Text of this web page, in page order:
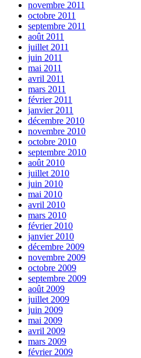
novembre 2011
octobre 2011
septembre 2011
août 2011
juillet 2011
juin 2011
mai 2011
avril 2011
mars 2011
février 2011
janvier 2011
décembre 2010
novembre 2010
octobre 2010
septembre 2010
août 2010
juillet 2010
juin 2010
mai 2010
avril 2010
mars 2010
février 2010
janvier 2010
décembre 2009
novembre 2009
octobre 2009
septembre 2009
août 2009
juillet 2009
juin 2009
mai 2009
avril 2009
mars 2009
février 2009